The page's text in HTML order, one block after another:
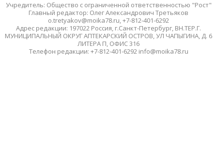
Учредитель: Общество с ограниченной ответственностью "Рост"
Главный редактор: Олег Александрович Третьяков
o.tretyakov@moika78.ru, +7-812-401-6292
Адрес редакции: 197022 Россия, г.Санкт-Петербург, ВН.ТЕР.Г.
МУНИЦИПАЛЬНЫЙ ОКРУГ АПТЕКАРСКИЙ ОСТРОВ, УЛ ЧАПЫГИНА, Д. 6
ЛИТЕРА П, ОФИС 316
Телефон редакции: +7-812-401-6292 info@moika78.ru